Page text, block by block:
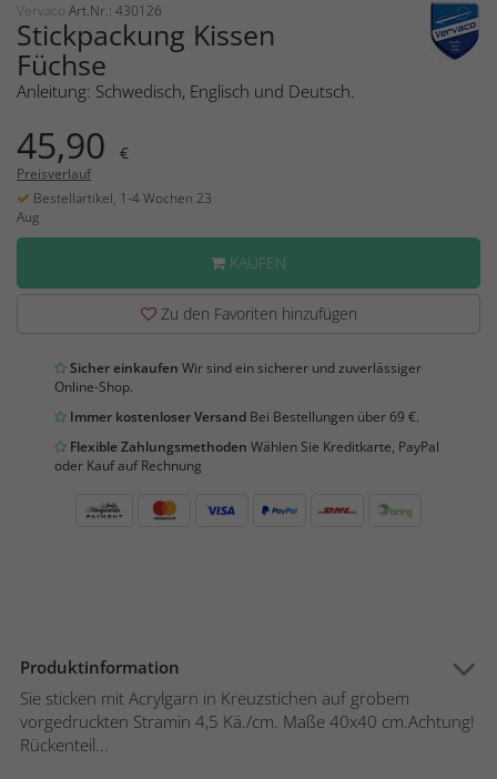
Vervaco Art.Nr.: 430126
Stickpackung Kissen
Füchse
Anleitung: Schwedisch, Englisch und Deutsch.
45,90 €
Preisverlauf
Bestellartikel, 1-4 Wochen 23
Aug
KAUFEN
Zu den Favoriten hinzufügen
Sicher einkaufen Wir sind ein sicherer und zuverlässiger
Online-Shop.
Immer kostenloser Versand Bei Bestellungen über 69 €.
Flexible Zahlungsmethoden Wählen Sie Kreditkarte, PayPal
oder Kauf auf Rechnung
Produktinformation
Sie sticken mit Acrylgarn in Kreuzstichen auf grobem
vorgedruckten Stramin 4,5 Kä./cm. Maße 40x40 cm.Achtung!
Rückenteil...